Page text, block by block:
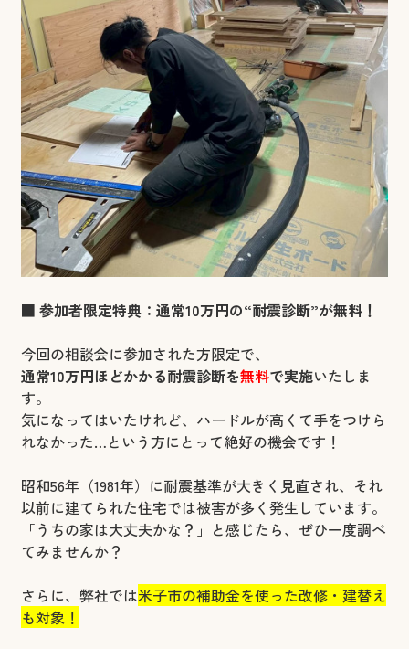
■ 参加者限定特典：通常10万円の“耐震診断”が無料！
今回の相談会に参加された方限定で、
通常10万円ほどかかる耐震診断を無料で実施いたしま
す。
気になってはいたけれど、ハードルが高くて手をつけら
れなかった…という方にとって絶好の機会です！
昭和56年（1981年）に耐震基準が大きく見直され、それ
以前に建てられた住宅では被害が多く発生しています。
「うちの家は大丈夫かな？」と感じたら、ぜひ一度調べ
てみませんか？
さらに、弊社では米子市の補助金を使った改修・建替え
も対象！